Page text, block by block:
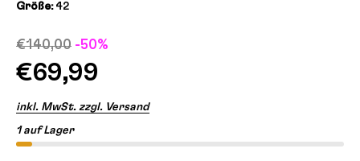
Größe:42
€140,00 -50%
€69,99
inkl. MwSt. zzgl. Versand
1 auf Lager